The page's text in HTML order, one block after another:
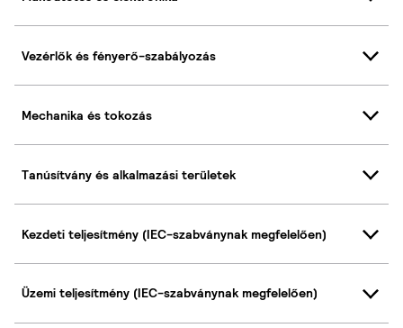
Vezérlők és fényerő-szabályozás
Mechanika és tokozás
Tanúsítvány és alkalmazási területek
Kezdeti teljesítmény (IEC-szabványnak megfelelően)
Üzemi teljesítmény (IEC-szabványnak megfelelően)